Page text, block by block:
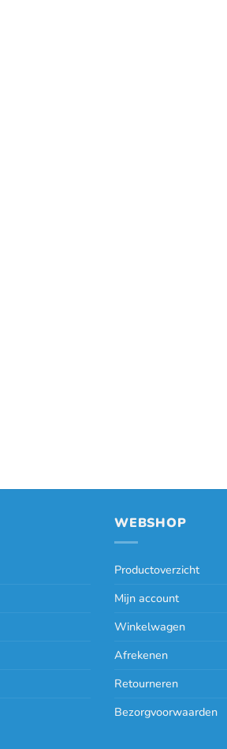
WEBSHOP
Productoverzicht
Mijn account
Winkelwagen
Afrekenen
Retourneren
Bezorgvoorwaarden